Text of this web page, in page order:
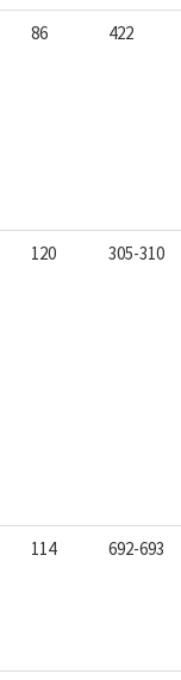
86 422
120 305-310
114 692-693